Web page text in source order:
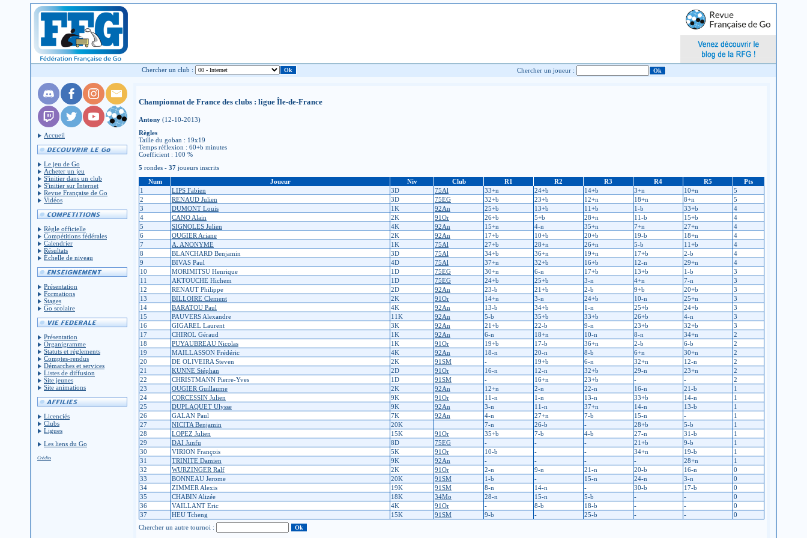
Chercher un club : Chercher un joueur :
Accueil
Le jeu de Go
Acheter un jeu
S'initier dans un club
S'initier sur Internet
Revue Française de Go
Vidéos
Règle officielle
Compétitions fédérales
Calendrier
Résultats
Échelle de niveau
Présentation
Formations
Stages
Go scolaire
Présentation
Organigramme
Statuts et réglements
Comptes-rendus
Démarches et services
Listes de diffusion
Site jeunes
Site animations
Licenciés
Clubs
Ligues
Les liens du Go
Crédits
Championnat de France des clubs : ligue Île-de-France
Antony (12-10-2013)
Règles
Taille du goban : 19x19
Temps réflexion : 60+b minutes
Coefficient : 100 %
5 rondes - 37 joueurs inscrits
Num
Joueur Niv Club R1 R2 R3 R4 R5
Pts
1
LIPS Fabien 3D 75Al 33+n 24+b 14+b 3+n 10+n
5
2
RENAUD Julien 3D 75EG 32+b 23+b 12+n 18+n 8+n
5
3
DUMONT Louis 1K 92An 25+b 13+b 11+b 1-b 33+b
4
4
CANO Alain 2K 91Or 26+b 5+b 28+n 11-b 15+b
4
5
SIGNOLES Julien 4K 92An 15+n 4-n 35+n 7+n 27+n
4
6
OUGIER Ariane 2K 92An 17+b 10+b 20+b 19-b 18+n
4
7
A. ANONYME 1K 75Al 27+b 28+n 26+n 5-b 11+b
4
8
BLANCHARD Benjamin 3D 75Al 34+b 36+n 19+n 17+b 2-b
4
9
BIVAS Paul 4D 75Al 37+n 32+b 16+b 12-n 29+n
4
10
MORIMITSU Henrique 1D 75EG 30+n 6-n 17+b 13+b 1-b
3
11
AKTOUCHE Hichem 1D 75EG 24+b 25+b 3-n 4+n 7-n
3
12
RENAUT Philippe 2D 92An 23-b 21+b 2-b 9+b 20+b
3
13
BILLOIRE Clement 2K 91Or 14+n 3-n 24+b 10-n 25+n
3
14
BARATOU Paul 4K 92An 13-b 34+b 1-n 25+b 24+b
3
15
PAUVERS Alexandre 11K 92An 5-b 35+b 33+b 26+b 4-n
3
16
GIGAREL Laurent 3K 92An 21+b 22-b 9-n 23+b 32+b
3
17
CHIROL Géraud 1K 92An 6-n 18+n 10-n 8-n 34+n
2
18
PUYAUBREAU Nicolas 1K 91Or 19+b 17-b 36+n 2-b 6-b
2
19
MAILLASSON Frédéric 4K 92An 18-n 20-n 8-b 6+n 30+n
2
20
DE OLIVEIRA Steven 2K 91SM - 19+b 6-n 32+n 12-n
2
21
KUNNE Stéphan 2D 91Or 16-n 12-n 32+b 29-n 23+n
2
22
CHRISTMANN Pierre-Yves 1D 91SM - 16+n 23+b - -
2
23
OUGIER Guillaume 2K 92An 12+n 2-n 22-n 16-n 21-b
1
24
CORCESSIN Julien 9K 91Or 11-n 1-n 13-n 33+b 14-n
1
25
DUPLAQUET Ulysse 9K 92An 3-n 11-n 37+n 14-n 13-b
1
26
GALAN Paul 7K 92An 4-n 27+n 7-b 15-n -
1
27
NICITA Benjamin 20K 7-n 26-b - 28+b 5-b
1
28
LOPEZ Julien 15K 91Or 35+b 7-b 4-b 27-n 31-b
1
29
DAI Junfu 8D 75EG - - - 21+b 9-b
1
30
VIRION François 5K 91Or 10-b - - 34+n 19-b
1
31
TRINITE Damien 9K 92An - - - - 28+n
1
32
WURZINGER Ralf 2K 91Or 2-n 9-n 21-n 20-b 16-n
0
33
BONNEAU Jerome 20K 91SM 1-b - 15-n 24-n 3-n
0
34
ZIMMER Alexis 19K 91SM 8-n 14-n - 30-b 17-b
0
35
CHABIN Alizée 18K 34Mo 28-n 15-n 5-b - -
0
36
VAILLANT Eric 4K 91Or - 8-b 18-b - -
0
37
HEU Tcheng 15K 91SM 9-b - 25-b - -
0
Chercher un autre tournoi :